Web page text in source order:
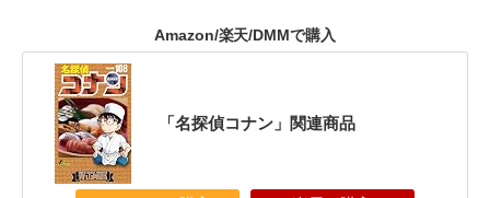
Amazon/楽天/DMMで購入
「名探偵コナン」関連商品